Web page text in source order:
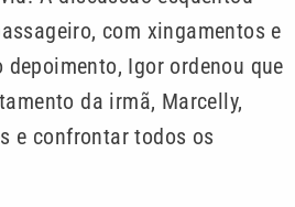
com xingamentos e
depoimento, Igor ordenou que
da irmã, Marcelly,
e confrontar todos os